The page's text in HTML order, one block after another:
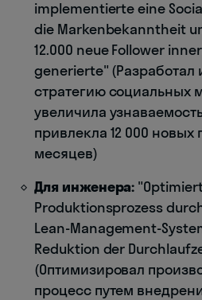
implementierte eine
die Markenbekanntheit
12.000 neue Follower
generierte" (Разработал
стратегию социальных
увеличила
привлекла 12 000 новых
месяцев)
Для инженера:
Produktionsprozess
Lean-Management-
Reduktion der
(Оптимизировал
процесс путем